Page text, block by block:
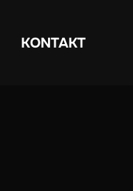
KONTAKT